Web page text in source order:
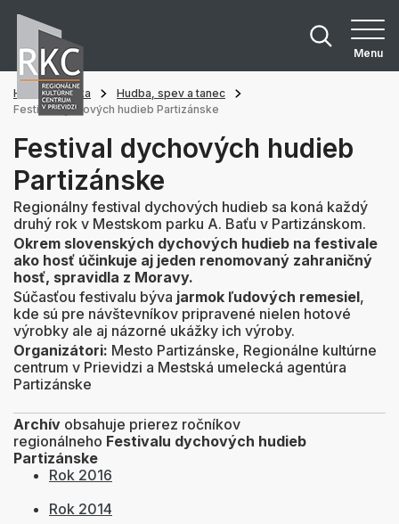
Menu
Hlavná stránka
Hudba, spev a tanec
Festival dychových hudieb Partizánske
Festival dychových hudieb
Partizánske
Regionálny festival dychových hudieb sa koná každý
druhý rok v Mestskom parku A. Baťu v Partizánskom.
Okrem slovenských dychových hudieb na festivale
ako hosť účinkuje aj jeden renomovaný zahraničný
hosť, spravidla z Moravy.
Súčasťou festivalu býva jarmok ľudových remesiel,
kde sú pre návštevníkov pripravené nielen hotové
výrobky ale aj názorné ukážky ich výroby.
Organizátori: Mesto Partizánske, Regionálne kultúrne
centrum v Prievidzi a Mestská umelecká agentúra
Partizánske
Archív obsahuje prierez ročníkov
regionálneho Festivalu dychových hudieb
Partizánske
Rok 2016
Rok 2014